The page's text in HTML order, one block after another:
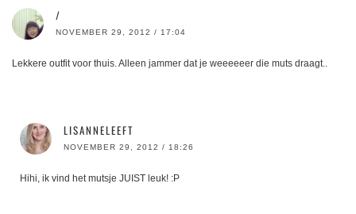
/
NOVEMBER 29, 2012 / 17:04
Lekkere outfit voor thuis. Alleen jammer dat je weeeeeer die muts draagt..
LISANNELEEFT
NOVEMBER 29, 2012 / 18:26
Hihi, ik vind het mutsje JUIST leuk! :P